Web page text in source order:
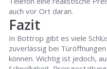
auch vor Ort daran.
Fazit
In Bottrop gibt es viele
zuverlässig bei
können. Wichtig ist jedoch,